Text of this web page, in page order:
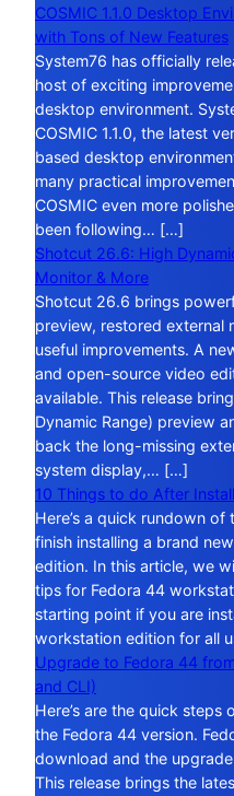
COSMIC 1.1.0 Desktop
with Tons of New Features
System76 has officially
host of exciting
desktop environment.
COSMIC 1.1.0, the latest
based desktop
many practical
COSMIC even more
been following… […]
Shotcut 26.6: High
Monitor & More
Shotcut 26.6 brings
preview, restored external
useful improvements. A
and open-source video
available. This release
Dynamic Range) preview
back the long-missing
system display,… […]
10 Things to do After
Here’s a quick rundown
finish installing a brand
edition. In this article, we
tips for Fedora 44
starting point if you are
workstation edition for all
Upgrade to Fedora 44
and CLI)
Here’s are the quick
the Fedora 44 version.
download and the
This release brings the